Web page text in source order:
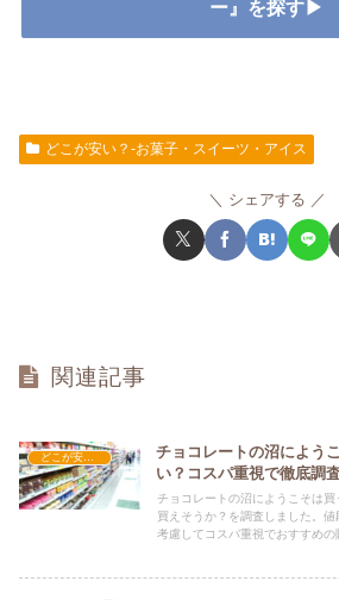
ー』を探す▶
どこが安い？-お菓子・スイーツ・アイス
シェアする
関連記事
どこが安い？-お菓子・スイーツ・アイス
チョコレートの沼によう
い？コスパ重視で徹底調
チョコレートの沼にようこそは買
買えそうか？を調査しました。
考慮してコスパ重視でおすすめの